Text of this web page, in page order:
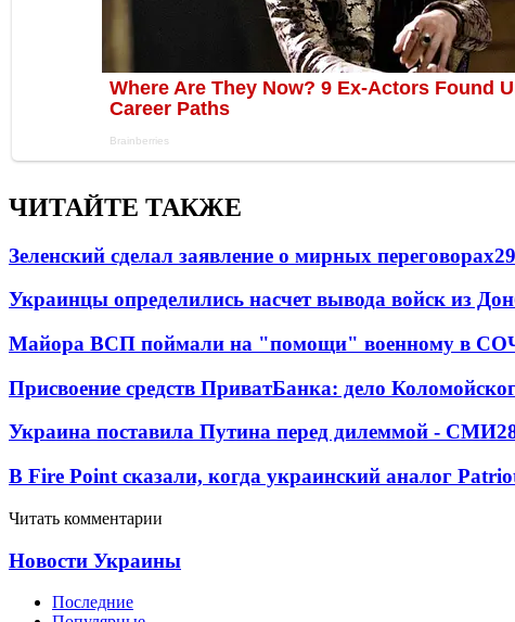
ЧИТАЙТЕ ТАКЖЕ
Зеленский сделал заявление о мирных переговорах
Украинцы определились насчет вывода войск из
Майора ВСП поймали на "помощи" военному в
Присвоение средств ПриватБанка: дело
Украина поставила Путина перед дилеммой - СМИ
В Fire Point сказали, когда украинский аналог
Читать комментарии
Новости Украины
Последние